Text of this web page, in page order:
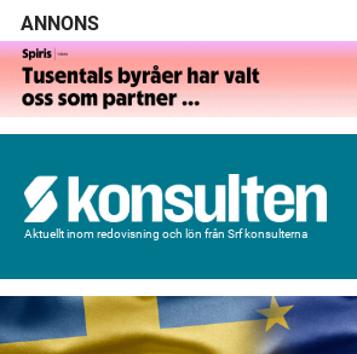
ANNONS
Aktuellt inom redovisning och lön från Srf konsulterna